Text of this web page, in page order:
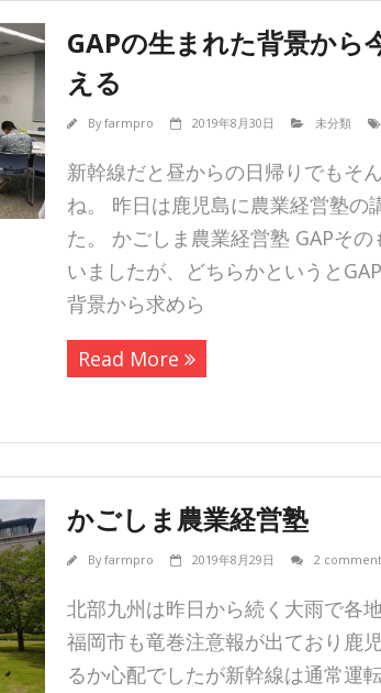
GAPの生まれた背景から
える
Byfarmpro 2019年8月30日 未分類
新幹線だと昼からの日帰りでもそ
ね。 昨日は鹿児島に農業経営塾の
た。 かごしま農業経営塾 GAPそ
いましたが、どちらかというと
背景から求めら
Read More
かごしま農業経営塾
Byfarmpro 2019年8月29日 2
北部九州は昨日から続く大雨で各
福岡市も竜巻注意報が出ており鹿
るか心配でしたが新幹線は通常運